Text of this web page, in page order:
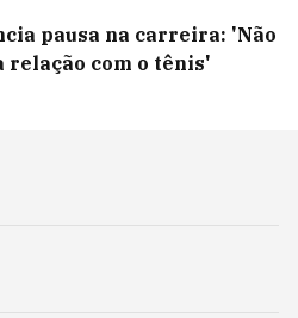
pausa na carreira: 'Não
relação com o tênis'